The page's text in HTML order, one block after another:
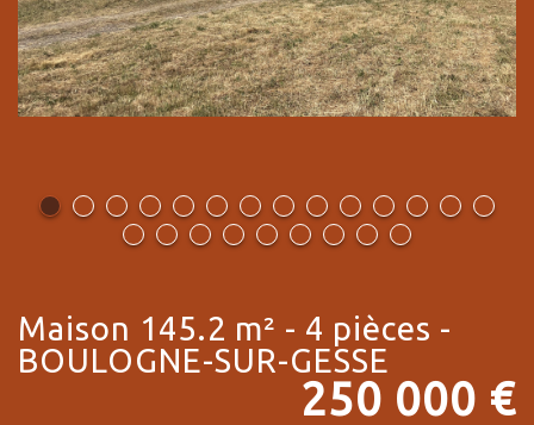
maison 145.2 m² - 4 pièces -
BOULOGNE-SUR-GESSE
250 000 €